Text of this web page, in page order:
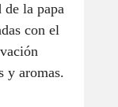
de la papa
con el
y aromas.